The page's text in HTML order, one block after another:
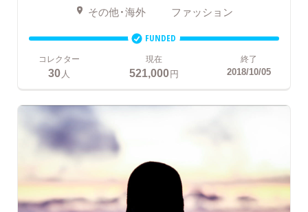
その他・海外 ファッション
FUNDED
コレクター
30 人
現在
521,000円
終了
2018/10/05